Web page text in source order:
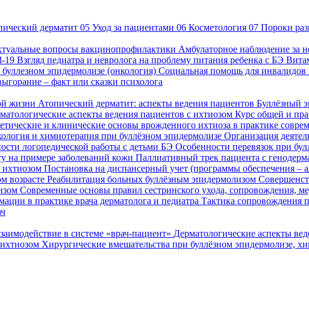
дерматит 05 Уход за пациентами 06 Косметология 07 Пороки
вопросы вакцинопрофилактики Амбулаторное наблюдение за
19 Взгляд педиатра и невролога на проблему питания ребенка с БЭ
эпидермолизе (онкология) Социальная помощь для инвалидов
– факт или сказки психолога
жизни Атопический дерматит: аспекты ведения пациентов Буллёзный
аспекты ведения пациентов с ихтиозом Курс общей и
и клинические основы врожденного ихтиоза в практике
и химиотерапия при буллёзном эпидермолизе Организация
логопедической работы с детьми БЭ Особенности перевязок при
на примере заболеваний кожи Паллиативный трек пациента с
ихтиозом Постановка на диспансерный учет (программы обеспечения
возрасте Реабилитация больных буллёзным эпидермолизом
Современные основы правил сестринского ухода, сопровождения,
в практике врача дерматолога и педиатра Тактика сопровождения
в системе «врач-пациент» Дерматологические аспекты
Хирургические вмешательства при буллёзном эпидермолизе,